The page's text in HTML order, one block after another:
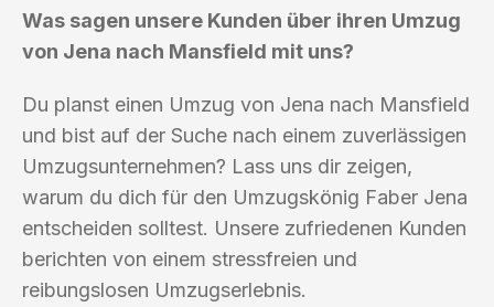
Was sagen unsere Kunden über ihren Umzug
von Jena nach Mansfield mit uns?
Du planst einen Umzug von Jena nach Mansfield
und bist auf der Suche nach einem zuverlässigen
Umzugsunternehmen? Lass uns dir zeigen,
warum du dich für den Umzugskönig Faber Jena
entscheiden solltest. Unsere zufriedenen Kunden
berichten von einem stressfreien und
reibungslosen Umzugserlebnis.